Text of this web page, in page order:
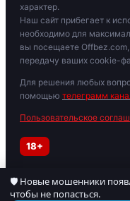
характер.
Наш сайт прибегает к
необходимо для
вы посещаете
передачу ваших cookie-
Для решения любых
помощью телеграмм
Пользовательское
18+
Играйте осторожно. При
специалисту. Материалы
🛡 Новые мошенники
чтобы не попасться.